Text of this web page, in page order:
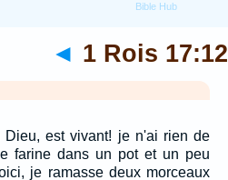
◄ 1 Rois 17:12
Dieu, est vivant! je n'ai rien de
farine dans un pot et un peu
je ramasse deux morceaux